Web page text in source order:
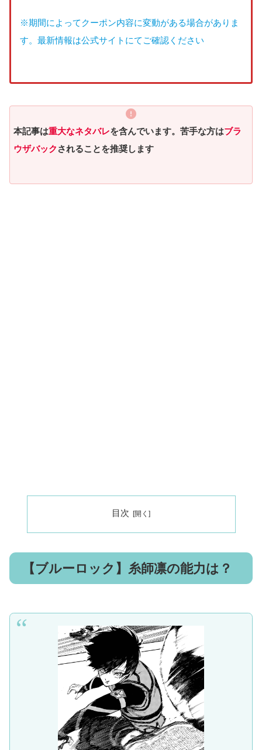
※期間によってクーポン内容に変動がある場合がありま
す。最新情報は公式サイトにてご確認ください
本記事は重大なネタバレを含んでいます。苦手な方はブラ
ウザバック されることを推奨します
目次
【ブルーロック】糸師凛の能力は？